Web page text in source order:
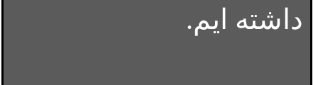
داشته ایم.